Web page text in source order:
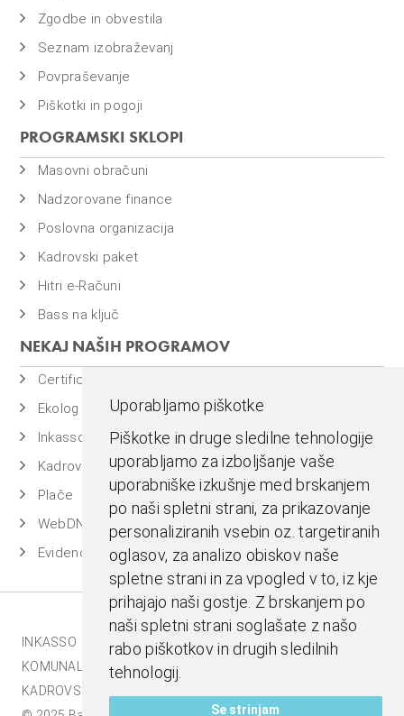
Uporabljamo piškotke
Piškotke in druge sledilne tehnologije
uporabljamo za izboljšanje vaše
uporabniške izkušnje med brskanjem
po naši spletni strani, za prikazovanje
personaliziranih vsebin oz. targetiranih
oglasov, za analizo obiskov naše
spletne strani in za vpogled v to, iz kje
prihajajo naši gostje. Z brskanjem po
naši spletni strani soglašate z našo
rabo piškotkov in drugih sledilnih
tehnologij.
Se strinjam
Zgodbe in obvestila
Seznam izobraževanj
Povpraševanje
Piškotki in pogoji
PROGRAMSKI SKLOPI
Masovni obračuni
Nadzorovane finance
Poslovna organizacija
Kadrovski paket
Hitri e-Računi
Bass na ključ
NEKAJ NAŠIH PROGRAMOV
Certificiran BASSDMS
Ekolog
Inkasso
Kadrovska evidenca
Plače
WebDN
Evidenca časa
INKASSO | EKOLOG | BASS BI |
MESTNA BLAGAJNA |
KOMUNALA.INFO |
E-RAČUNI |
KADROVSKI PAKET |